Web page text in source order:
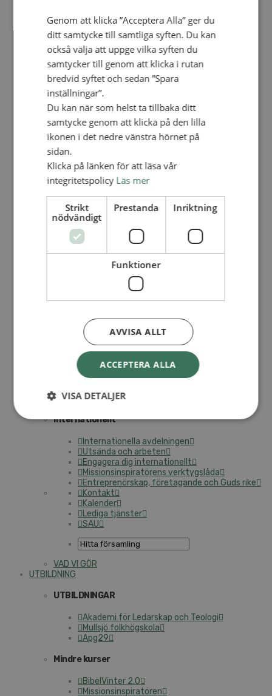
För barns bästa – överallt
Missionsinspiratörens verktygslåda
PRAKTISKT
Materialbank
Redovisning och lönehantering
Kyrkoavgiften
Dokumentbanken
SAMP – personalförbundet
Kontakt
Kalender
Lediga tjänster
SAU
Våra arbeten
Nationellt
Nationella avdelningen
Nationella arbetsområden
Våra pionjära satsningar
Ekumeniska året 2025
Internationellt
Internationella avdelningen
Utsända och arbeten
Engagera dig internationellt
Missionsinspiratörens verktygslåda
Entreprenörskap, företagande och Guds rike
Kontakt
Kalender
Lediga tjänster
SAU
VAD VI GÖR
UTBILDNING
UTBILDNINGAR
Akademi för Ledarskap och Teologi
Mullsjö folkhögskola
Apg29
Mindre kurser
BibelVinter 2.0
Missionsinspiratören
Genom att klicka ”Acceptera Alla” ger du
ditt samtycke till samtliga syften. Du kan
också välja att uppge vilka syften du
samtycker till genom att klicka i rutan
bredvid syftet och sedan ”Spara
inställningar”.
Du kan när som helst ta tillbaka ditt
samtycke genom att klicka på den lilla
ikonen i det nedre vänstra hörnet på
sidan.
Klicka på länken för att läsa vår
integritetspolicy Läs mer
Strikt
nödvändigt
Prestanda Inriktning
Funktioner
ACCEPTERA ALLA
AVVISA ALLT
VISA DETALJER